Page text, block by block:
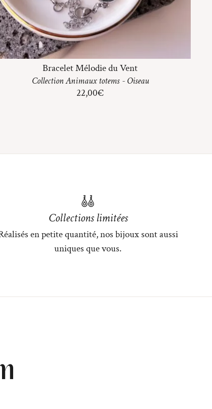
Bracelet Mélodie du Vent
CollectionAnimaux totems - Oiseau
22,00€
Collections limitées
en petite quantité, nos bijoux sont aussi
uniques que vous.